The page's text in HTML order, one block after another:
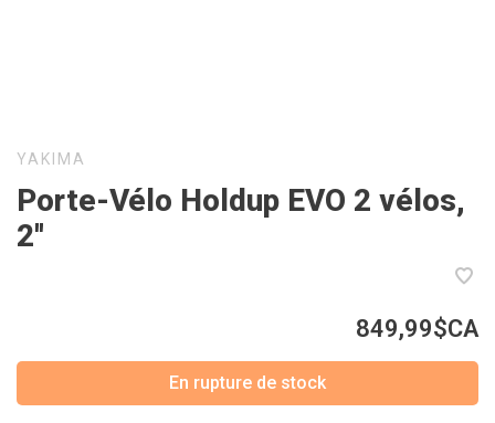
YAKIMA
Porte-Vélo Holdup EVO 2 vélos,
2''
849,99$CA
En rupture de stock